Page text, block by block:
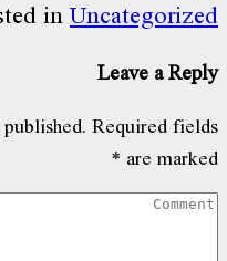
inUncategorized
Leave a Reply
Required fields
are marked
*